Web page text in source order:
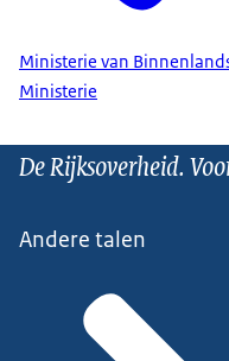
Ministerie van
Ministerie
De Rijksoverheid.
Andere talen